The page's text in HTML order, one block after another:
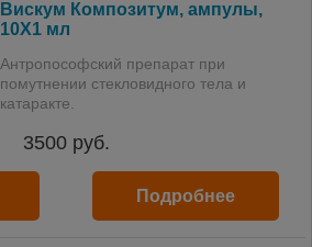
Вискум Композитум, ампулы,
10X1 мл
Антропософский препарат при
помутнении стекловидного тела и
катаракте.
3500руб.
Подробнее